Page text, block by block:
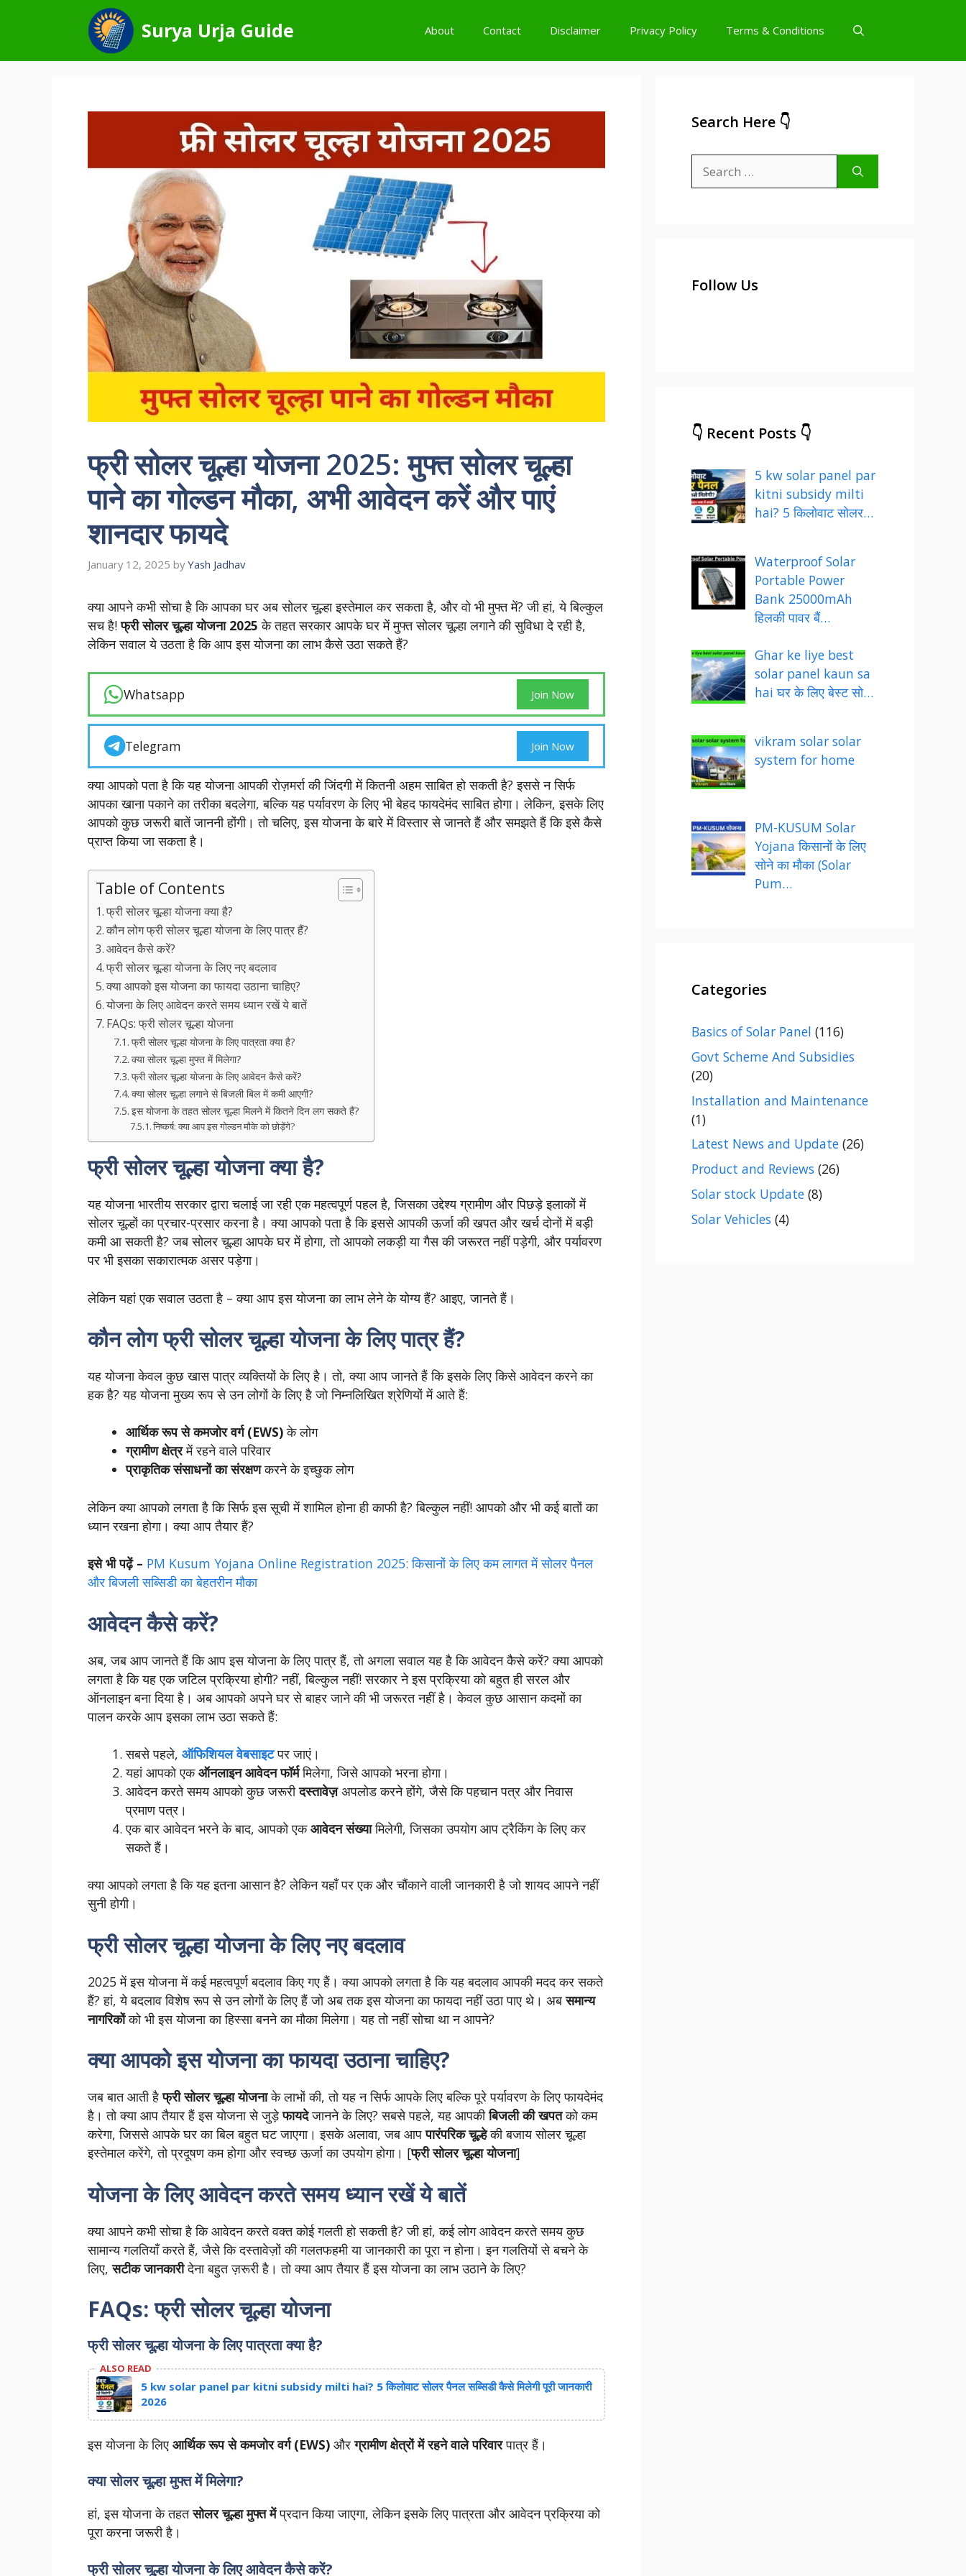
Surya Urja Guide About Contact Disclaimer Privacy Policy Terms & Conditions
फ्री सोलर चूल्हा योजना 2025: मुफ्त सोलर चूल्हा
पाने का गोल्डन मौका, अभी आवेदन करें और पाएं
शानदार फायदे
January 12, 2025 byYash Jadhav
क्या आपने कभी सोचा है कि आपका घर अब सोलर चूल्हा इस्तेमाल कर सकता है, और वो भी मुफ्त में? जी हां, ये बिल्कुल
सच है!फ्री सोलर चूल्हा योजना 2025 के तहत सरकार आपके घर में मुफ्त सोलर चूल्हा लगाने की सुविधा दे रही है,
लेकिन सवाल ये उठता है कि आप इस योजना का लाभ कैसे उठा सकते हैं?
Whatsapp Join Now
Telegram Join Now
क्या आपको पता है कि यह योजना आपकी रोज़मर्रा की जिंदगी में कितनी अहम साबित हो सकती है? इससे न सिर्फ
आपका खाना पकाने का तरीका बदलेगा, बल्कि यह पर्यावरण के लिए भी बेहद फायदेमंद साबित होगा। लेकिन, इसके लिए
आपको कुछ जरूरी बातें जाननी होंगी। तो चलिए, इस योजना के बारे में विस्तार से जानते हैं और समझते हैं कि इसे कैसे
प्राप्त किया जा सकता है।
Table of Contents
फ्री सोलर चूल्हा योजना क्या है?
कौन लोग फ्री सोलर चूल्हा योजना के लिए पात्र हैं?
आवेदन कैसे करें?
फ्री सोलर चूल्हा योजना के लिए नए बदलाव
क्या आपको इस योजना का फायदा उठाना चाहिए?
योजना के लिए आवेदन करते समय ध्यान रखें ये बातें
FAQs: फ्री सोलर चूल्हा योजना
फ्री सोलर चूल्हा योजना के लिए पात्रता क्या है?
क्या सोलर चूल्हा मुफ्त में मिलेगा?
फ्री सोलर चूल्हा योजना के लिए आवेदन कैसे करें?
क्या सोलर चूल्हा लगाने से बिजली बिल में कमी आएगी?
इस योजना के तहत सोलर चूल्हा मिलने में कितने दिन लग सकते हैं?
निष्कर्ष: क्या आप इस गोल्डन मौके को छोड़ेंगे?
फ्री सोलर चूल्हा योजना क्या है?
यह योजना भारतीय सरकार द्वारा चलाई जा रही एक महत्वपूर्ण पहल है, जिसका उद्देश्य ग्रामीण और पिछड़े इलाकों में
सोलर चूल्हों का प्रचार-प्रसार करना है। क्या आपको पता है कि इससे आपकी ऊर्जा की खपत और खर्च दोनों में बड़ी
कमी आ सकती है? जब सोलर चूल्हा आपके घर में होगा, तो आपको लकड़ी या गैस की जरूरत नहीं पड़ेगी, और पर्यावरण
पर भी इसका सकारात्मक असर पड़ेगा।
लेकिन यहां एक सवाल उठता है – क्या आप इस योजना का लाभ लेने के योग्य हैं? आइए, जानते हैं।
कौन लोग फ्री सोलर चूल्हा योजना के लिए पात्र हैं?
यह योजना केवल कुछ खास पात्र व्यक्तियों के लिए है। तो, क्या आप जानते हैं कि इसके लिए किसे आवेदन करने का
हक है? यह योजना मुख्य रूप से उन लोगों के लिए है जो निम्नलिखित श्रेणियों में आते हैं:
आर्थिक रूप से कमजोर वर्ग (EWS)के लोग
ग्रामीण क्षेत्रमें रहने वाले परिवार
प्राकृतिक संसाधनों का संरक्षणकरने के इच्छुक लोग
लेकिन क्या आपको लगता है कि सिर्फ इस सूची में शामिल होना ही काफी है? बिल्कुल नहीं! आपको और भी कई बातों का
ध्यान रखना होगा। क्या आप तैयार हैं?
इसे भी पढ़ें – PM Kusum Yojana Online Registration 2025: किसानों के लिए कम लागत में सोलर पैनल
और बिजली सब्सिडी का बेहतरीन मौका
आवेदन कैसे करें?
अब, जब आप जानते हैं कि आप इस योजना के लिए पात्र हैं, तो अगला सवाल यह है कि आवेदन कैसे करें? क्या आपको
लगता है कि यह एक जटिल प्रक्रिया होगी? नहीं, बिल्कुल नहीं! सरकार ने इस प्रक्रिया को बहुत ही सरल और
ऑनलाइन बना दिया है। अब आपको अपने घर से बाहर जाने की भी जरूरत नहीं है। केवल कुछ आसान कदमों का
पालन करके आप इसका लाभ उठा सकते हैं:
सबसे पहले, ऑफिशियल वेबसाइटपर जाएं।
यहां आपको एकऑनलाइन आवेदन फॉर्ममिलेगा, जिसे आपको भरना होगा।
आवेदन करते समय आपको कुछ जरूरीदस्तावेज़अपलोड करने होंगे, जैसे कि पहचान पत्र और निवास
प्रमाण पत्र।
एक बार आवेदन भरने के बाद, आपको एकआवेदन संख्यामिलेगी, जिसका उपयोग आप ट्रैकिंग के लिए कर
सकते हैं।
क्या आपको लगता है कि यह इतना आसान है? लेकिन यहाँ पर एक और चौंकाने वाली जानकारी है जो शायद आपने नहीं
सुनी होगी।
फ्री सोलर चूल्हा योजना के लिए नए बदलाव
2025 में इस योजना में कई महत्वपूर्ण बदलाव किए गए हैं। क्या आपको लगता है कि यह बदलाव आपकी मदद कर सकते
हैं? हां, ये बदलाव विशेष रूप से उन लोगों के लिए हैं जो अब तक इस योजना का फायदा नहीं उठा पाए थे। अबसमान्य
नागरिकोंको भी इस योजना का हिस्सा बनने का मौका मिलेगा। यह तो नहीं सोचा था न आपने?
क्या आपको इस योजना का फायदा उठाना चाहिए?
जब बात आती हैफ्री सोलर चूल्हा योजनाके लाभों की, तो यह न सिर्फ आपके लिए बल्कि पूरे पर्यावरण के लिए फायदेमंद
है। तो क्या आप तैयार हैं इस योजना से जुड़ेफायदेजानने के लिए? सबसे पहले, यह आपकीबिजली की खपतको कम
करेगा, जिससे आपके घर का बिल बहुत घट जाएगा। इसके अलावा, जब आपपारंपरिक चूल्हेकी बजाय सोलर चूल्हा
इस्तेमाल करेंगे, तो प्रदूषण कम होगा और स्वच्छ ऊर्जा का उपयोग होगा। [फ्री सोलर चूल्हा योजना]
योजना के लिए आवेदन करते समय ध्यान रखें ये बातें
क्या आपने कभी सोचा है कि आवेदन करते वक्त कोई गलती हो सकती है? जी हां, कई लोग आवेदन करते समय कुछ
सामान्य गलतियाँ करते हैं, जैसे कि दस्तावेज़ों की गलतफहमी या जानकारी का पूरा न होना। इन गलतियों से बचने के
लिए,सटीक जानकारीदेना बहुत ज़रूरी है। तो क्या आप तैयार हैं इस योजना का लाभ उठाने के लिए?
FAQs: फ्री सोलर चूल्हा योजना
फ्री सोलर चूल्हा योजना के लिए पात्रता क्या है?
ALSO READ
5 kw solar panel par kitni subsidy milti hai? 5 किलोवाट सोलर पैनल सब्सिडी कैसे मिलेगी पूरी जानकारी
2026
इस योजना के लिए आर्थिक रूप से कमजोर वर्ग (EWS) औरग्रामीण क्षेत्रों में रहने वाले परिवारपात्र हैं।
क्या सोलर चूल्हा मुफ्त में मिलेगा?
हां, इस योजना के तहतसोलर चूल्हा मुफ्त मेंप्रदान किया जाएगा, लेकिन इसके लिए पात्रता और आवेदन प्रक्रिया को
पूरा करना जरूरी है।
फ्री सोलर चूल्हा योजना के लिए आवेदन कैसे करें?
Search Here 👇
Search
for:
Follow Us
👇 Recent Posts 👇
5 kw solar panel par
kitni subsidy milti
hai? 5 किलोवाट सोलर…
Waterproof Solar
Portable Power
Bank 25000mAh
हिलकी पावर बैं…
Ghar ke liye best
solar panel kaun sa
hai घर के लिए बेस्ट सो…
vikram solar solar
system for home
PM-KUSUM Solar
Yojana किसानों के लिए
सोने का मौका (Solar
Pum…
Categories
Basics of Solar Panel (116)
Govt Scheme And Subsidies
(20)
Installation and Maintenance
(1)
Latest News and Update (26)
Product and Reviews (26)
Solar stock Update (8)
Solar Vehicles (4)